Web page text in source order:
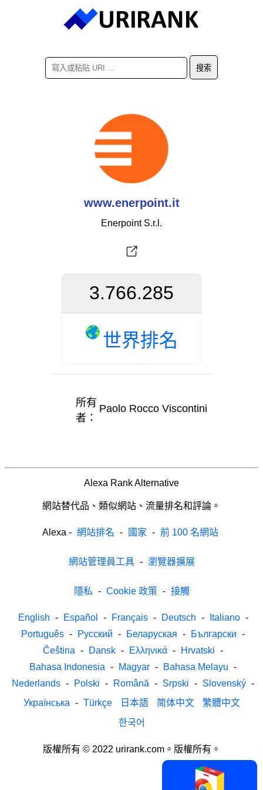
www.enerpoint.it
Enerpoint S.r.l.
3.766.285
世界排名
所有
者：
Paolo Rocco Viscontini
Alexa Rank Alternative
網站替代品、類似網站、流量排名和評論。
Alexa - 網站排名 - 國家 - 前 100 名網站
網站管理員工具 - 瀏覽器擴展
隱私 - Cookie 政策 - 接觸
English - Español - Français - Deutsch - Italiano -
Português - Русский - Беларуская - Български -
Čeština - Dansk - Ελληνικά - Hrvatski -
Bahasa Indonesia - Magyar - Bahasa Melayu -
Nederlands - Polski - Română - Srpski - Slovenský -
Українська - Türkçe 日本語 简体中文
繁體中文
한국어
版權所有 © 2022 urirank.com。版權所有。